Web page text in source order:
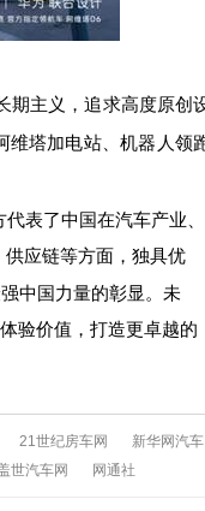
期主义，追求高度原创
维塔加电站、机器人领
表了中国在汽车产业、
应链等方面，独具优
中国力量的彰显。 未
验价值，打造更卓越的
21世纪房车网
新华网汽车
世汽车网 网通社